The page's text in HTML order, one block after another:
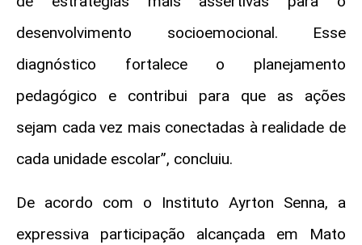
desenvolvimento socioemocional. Esse
diagnóstico fortalece o planejamento
pedagógico e contribui para que as ações
sejam cada vez mais conectadas à realidade de
cada unidade escolar”, concluiu.
De acordo com o Instituto Ayrton Senna, a
expressiva participação alcançada em Mato